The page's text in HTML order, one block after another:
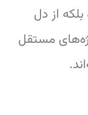
از دل
مستقل